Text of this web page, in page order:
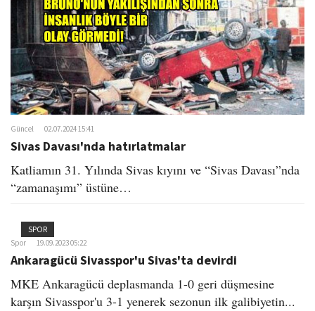
Güncel 02.07.2024 15:41
Sivas Davası'nda hatırlatmalar
Katliamın 31. Yılında Sivas kıyını ve “Sivas Davası”nda
“zamanaşımı” üstüne…
SPOR
Spor 19.09.2023 05:22
Ankaragücü Sivasspor'u Sivas'ta devirdi
MKE Ankaragücü deplasmanda 1-0 geri düşmesine
karşın Sivasspor'u 3-1 yenerek sezonun ilk galibiyetin...